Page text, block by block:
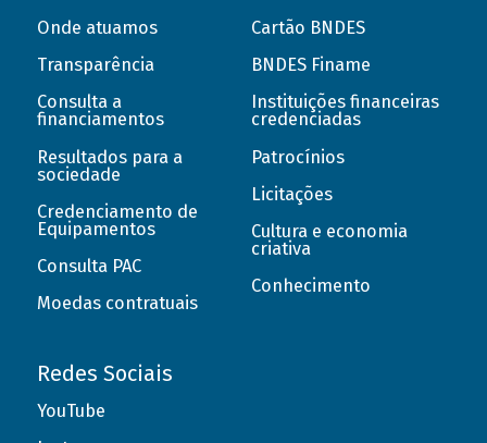
Onde atuamos
Transparência
Consulta a
financiamentos
Resultados para a
sociedade
Credenciamento de
Equipamentos
Consulta PAC
Moedas contratuais
Cartão BNDES
BNDES Finame
Instituições financeiras
credenciadas
Patrocínios
Licitações
Cultura e economia
criativa
Conhecimento
Redes Sociais
YouTube